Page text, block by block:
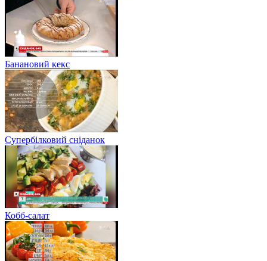
Банановий кекс
Супербілковий сніданок
Кобб-салат